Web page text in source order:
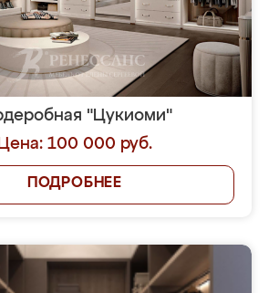
"Цукиоми"
Цена: 100 000 руб.
ПОДРОБНЕЕ